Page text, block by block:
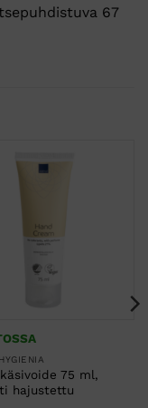
67
75 ml,
hajustettu